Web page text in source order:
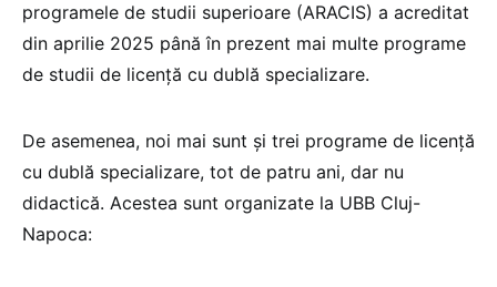
programele de studii superioare (ARACIS) a acreditat
din aprilie 2025 până în prezent mai multe programe
de studii de licență cu dublă specializare.
De asemenea, noi mai sunt și trei programe de licență
cu dublă specializare, tot de patru ani, dar nu
didactică. Acestea sunt organizate la UBB Cluj-
Napoca: